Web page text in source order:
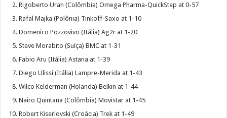
Rigoberto Uran (Colômbia) Omega Pharma-QuickStep at 0-57
Rafal Majka (Polônia) Tinkoff-Saxo at 1-10
Domenico Pozzovivo (Itália) Ag2r at 1-20
Steve Morabito (Suíça) BMC at 1-31
Fabio Aru (Itália) Astana at 1-39
Diego Ulissi (Itália) Lampre-Merida at 1-43
Wilco Kelderman (Holanda) Belkin at 1-44
Nairo Quintana (Colômbia) Movistar at 1-45
Robert Kiserlovski (Croácia) Trek at 1-49